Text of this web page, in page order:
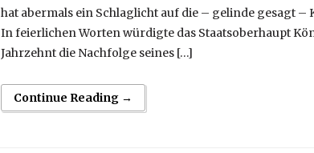
hat abermals ein Schlaglicht auf die – gelinde gesagt –
In feierlichen Worten würdigte das Staatsoberhaupt
Jahrzehnt die Nachfolge seines […]
Continue Reading →